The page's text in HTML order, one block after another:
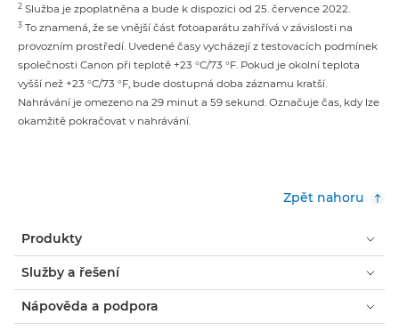
2 Služba je zpoplatněna a bude k dispozici od 25. července 2022.
3 To znamená, že se vnější část fotoaparátu zahřívá v závislosti na
provozním prostředí. Uvedené časy vycházejí z testovacích podmínek
společnosti Canon při teplotě +23 °C/73 °F. Pokud je okolní teplota
vyšší než +23 °C/73 °F, bude dostupná doba záznamu kratší.
Nahrávání je omezeno na 29 minut a 59 sekund. Označuje čas, kdy lze
okamžitě pokračovat v nahrávání.
Zpět nahoru
Produkty
Služby a řešení
Nápověda a podpora